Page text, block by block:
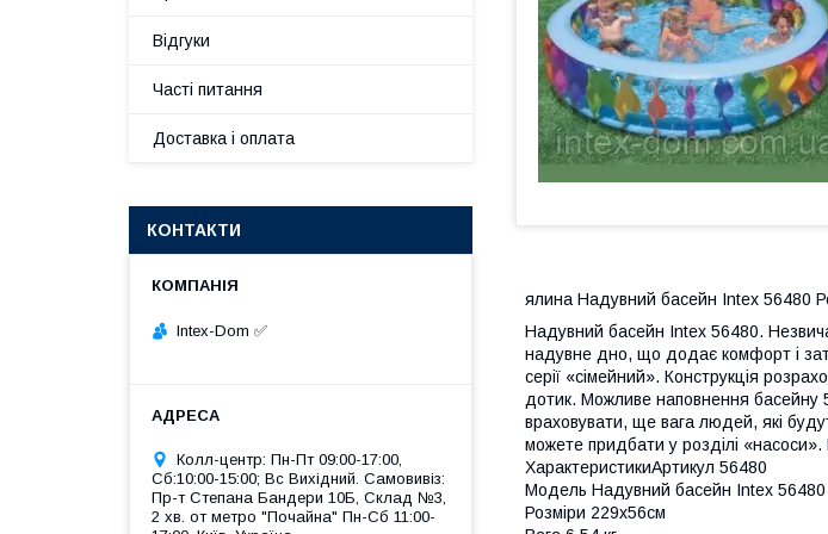
ялина Надувний басейн Intex 56480
Надувний басейн Intex 56480.
надувне дно, що додає комфорт і
серії «сімейний». Конструкція
дотик. Можливе наповнення басейну
враховувати, ще вага людей, які
можете придбати у розділі
ХарактеристикиАртикул 56480
Модель Надувний басейн Intex 56480
Розміри 229х56см
Відгуки
Часті питання
Доставка і оплата
КОНТАКТИ
Intex-Dom ✅
Колл-центр: Пн-Пт 09:00-17:00,
Сб:10:00-15:00; Вс Вихідний. Самовивіз:
Пр-т Степана Бандери 10Б, Склад №3,
2 хв. от метро "Почайна" Пн-Cб 11:00-